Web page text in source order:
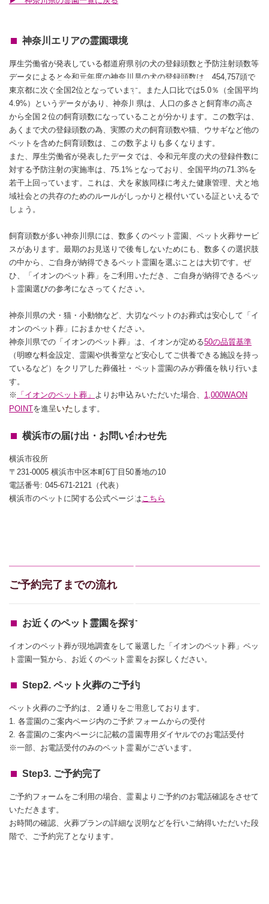
神奈川エリアの霊園環境
厚生労働省が発表している都道府県別の犬の登録頭数と予防注射頭数等
データによると令和元年度の神奈川県の犬の登録頭数は、454,757頭で
東京都に次ぐ全国2位となっています。また人口比では5.0％（全国平均
4.9%）というデータがあり、神奈川県は、人口の多さと飼育率の高さ
から全国２位の飼育頭数になっていることが分かります。この数字は、
あくまで犬の登録頭数の為、実際の犬の飼育頭数や猫、ウサギなど他の
ペットを含めた飼育頭数は、この数字よりも多くなります。
また、厚生労働省が発表したデータでは、令和元年度の犬の登録件数に
対する予防注射の実施率は、75.1%となっており、全国平均の71.3%を
若干上回っています。これは、犬を家族同様に考えた健康管理、犬と地
域社会との共存のためのルールがしっかりと根付いている証といえるで
しょう。
飼育頭数が多い神奈川県には、数多くのペット霊園、ペット火葬サービ
スがあります。最期のお見送りで後悔しないためにも、数多くの選択肢
の中から、ご自身が納得できるペット霊園を選ぶことは大切です。ぜ
ひ、「イオンのペット葬」をご利用いただき、ご自身が納得できるペッ
ト霊園選びの参考になさってください。
神奈川県の犬・猫・小動物など、大切なペットのお葬式は安心して「イ
オンのペット葬」におまかせください。
神奈川県での「イオンのペット葬」は、イオンが定める50の品質基準
（明瞭な料金設定、霊園や供養堂など安心してご供養できる施設を持っ
ているなど）をクリアした葬儀社・ペット霊園のみが葬儀を執り行いま
す。
※ 「イオンのペット葬」 よりお申込みいただいた場合、 1,000WAON
POINTを進呈いた します。
横浜市の届け出・お問い合わせ先
横浜市役所
〒231-0005 横浜市中区本町6丁目50番地の10
電話番号: 045-671-2121（代表）
横浜市のペットに関する公式ページはこちら
ご予約完了までの流れ
お近くのペット霊園を探す
イオンのペット葬が現地調査をして厳選した「イオンのペット葬」ペッ
ト霊園一覧から、お近くのペット霊園をお探しください。
Step2. ペット火葬のご予約
ペット火葬のご予約は、２通りをご用意しております。
1. 各霊園のご案内ページ内のご予約フォームからの受付
2. 各霊園のご案内ページに記載の霊園専用ダイヤルでのお電話受付
※一部、お電話受付のみのペット霊園がございます。
Step3. ご予約完了
ご予約フォームをご利用の場合、霊園よりご予約のお電話確認をさせて
いただきます。
お時間の確認、火葬プランの詳細な説明などを行いご納得いただいた段
階で、ご予約完了となります。